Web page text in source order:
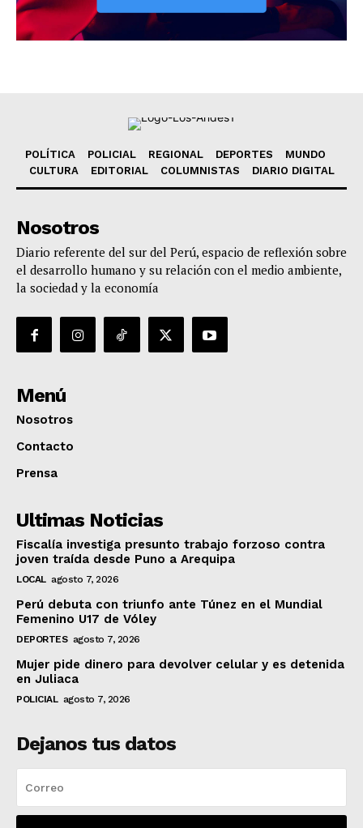
POLÍTICA POLICIAL REGIONAL DEPORTES
MUNDO
CULTURA
EDITORIAL COLUMNISTAS DIARIO DIGITAL
Nosotros
Diario referente del sur del Perú, espacio de reflexión sobre
el desarrollo humano y su relación con el medio ambiente,
la sociedad y la economía
Menú
Nosotros
Contacto
Prensa
Ultimas Noticias
Fiscalía investiga presunto trabajo forzoso contra
joven traída desde Puno a Arequipa
LOCAL agosto 7, 2026
Perú debuta con triunfo ante Túnez en el Mundial
Femenino U17 de Vóley
DEPORTES agosto 7, 2026
Mujer pide dinero para devolver celular y es detenida
en Juliaca
POLICIAL agosto 7, 2026
Dejanos tus datos